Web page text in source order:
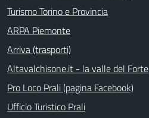
Turismo Torino e Provincia
ARPA Piemonte
Arriva (trasporti)
Altavalchisone.it - la valle del Forte
Pro Loco Prali (pagina Facebook)
Ufficio Turistico Prali